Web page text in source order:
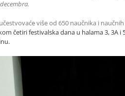
više od 650 naučnika i
četiri festivalska dana u halama 3, 3A i